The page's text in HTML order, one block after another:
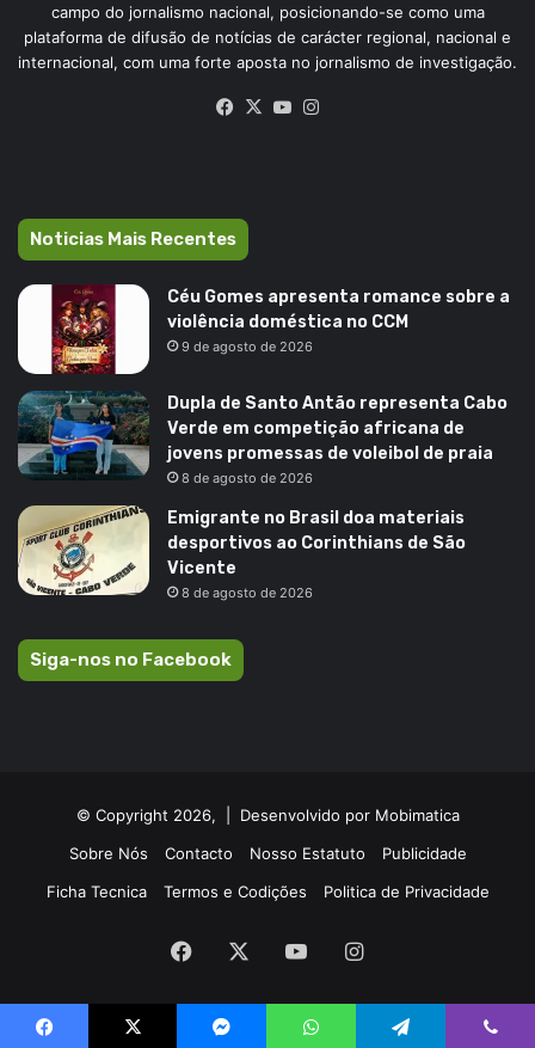
campo do jornalismo nacional, posicionando-se como uma
plataforma de difusão de notícias de carácter regional, nacional e
internacional, com uma forte aposta no jornalismo de investigação.
Facebook
X YouTube
Noticias Mais Recentes
Céu Gomes apresenta romance sobre a
violência doméstica no CCM
9 de agosto de 2026
Dupla de Santo Antão representa Cabo
Verde em competição africana de
jovens promessas de voleibol de praia
8 de agosto de 2026
Emigrante no Brasil doa materiais
desportivos ao Corinthians de São
Vicente
8 de agosto de 2026
Siga-nos no Facebook
© Copyright 2026, | Desenvolvido por Mobimatica
Sobre Nós
Contacto Nosso Estatuto
Publicidade
Ficha Tecnica
Termos e Codições Politica de Privacidade
Facebook YouTubeInstagram